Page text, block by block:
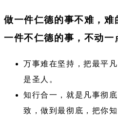
做一件仁德的事不难，难
一件不仁德的事，不动一
万事难在坚持，把最平
是圣人。
知行合一，就是凡事彻
致，做到最彻底，把你